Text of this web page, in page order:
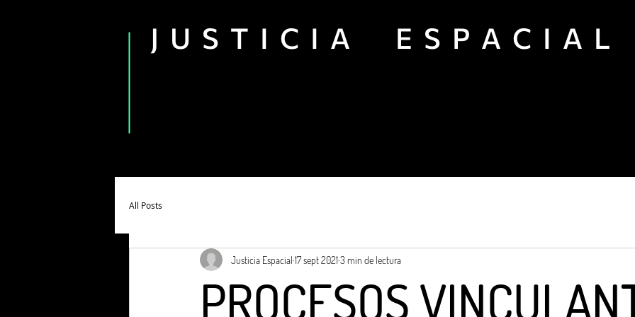
J U S T I C I A E S P A C I A L
All Posts
PROCESOS
Justicia Espacial 17 sept 2021 3 min de lectura